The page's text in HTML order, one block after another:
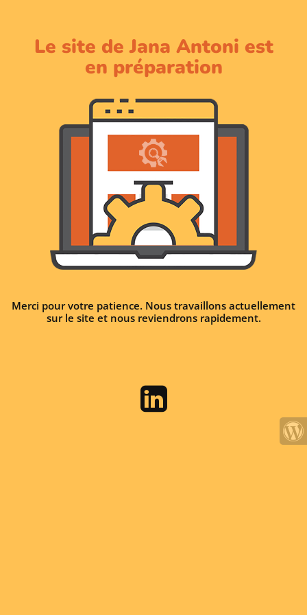
Le site de Jana Antoni est
en préparation
Merci pour votre patience. Nous travaillons actuellement
sur le site et nous reviendrons rapidement.